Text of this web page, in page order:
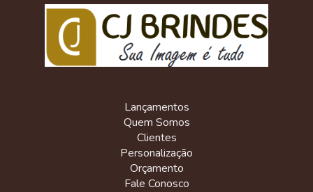
Lançamentos
Quem Somos
Clientes
Personalização
Orçamento
Fale Conosco